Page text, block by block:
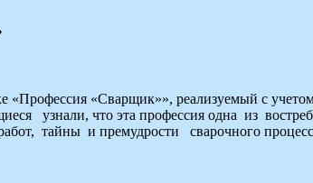
«Сварщик»», реализуемый с
узнали, что эта профессия одна из
тайны и премудрости сварочного